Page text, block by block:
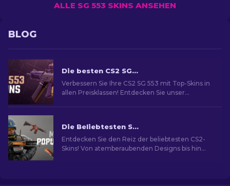
ALLE SG 553 SKINS ANSEHEN
BLOG
Die besten CS2 SG 553 Skins [2026]
Verbessern Sie Ihre CS2 SG 553 mit Top-Skins in
allen Preisklassen! Entdecken Sie unser
Die Beliebtesten Skins in CS2
Entdecken Sie den Reiz der beliebtesten CS2-
Skins! Von atemberaubenden Designs bis hin